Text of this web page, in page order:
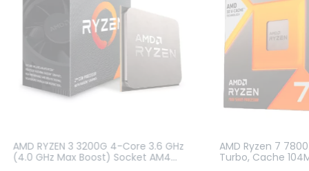
AMD RYZEN 3 3200G 4-Core 3.6 GHz
(4.0 GHz Max Boost) Socket AM4
AMD Ryzen 7
Turbo, Cache